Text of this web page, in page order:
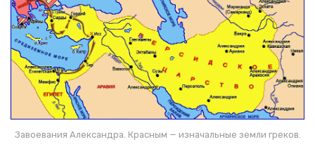
Завоевания Александра. Красным — изначальные земли греков.